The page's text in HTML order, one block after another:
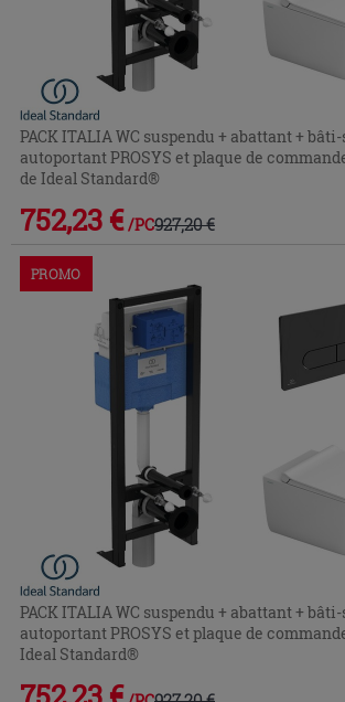
PACK ITALIA WC suspendu + abattant +
autoportant PROSYS et plaque de
de Ideal Standard®
752,23 € /PC927,20 €
PROMO
PACK ITALIA WC suspendu + abattant +
autoportant PROSYS et plaque de
Ideal Standard®